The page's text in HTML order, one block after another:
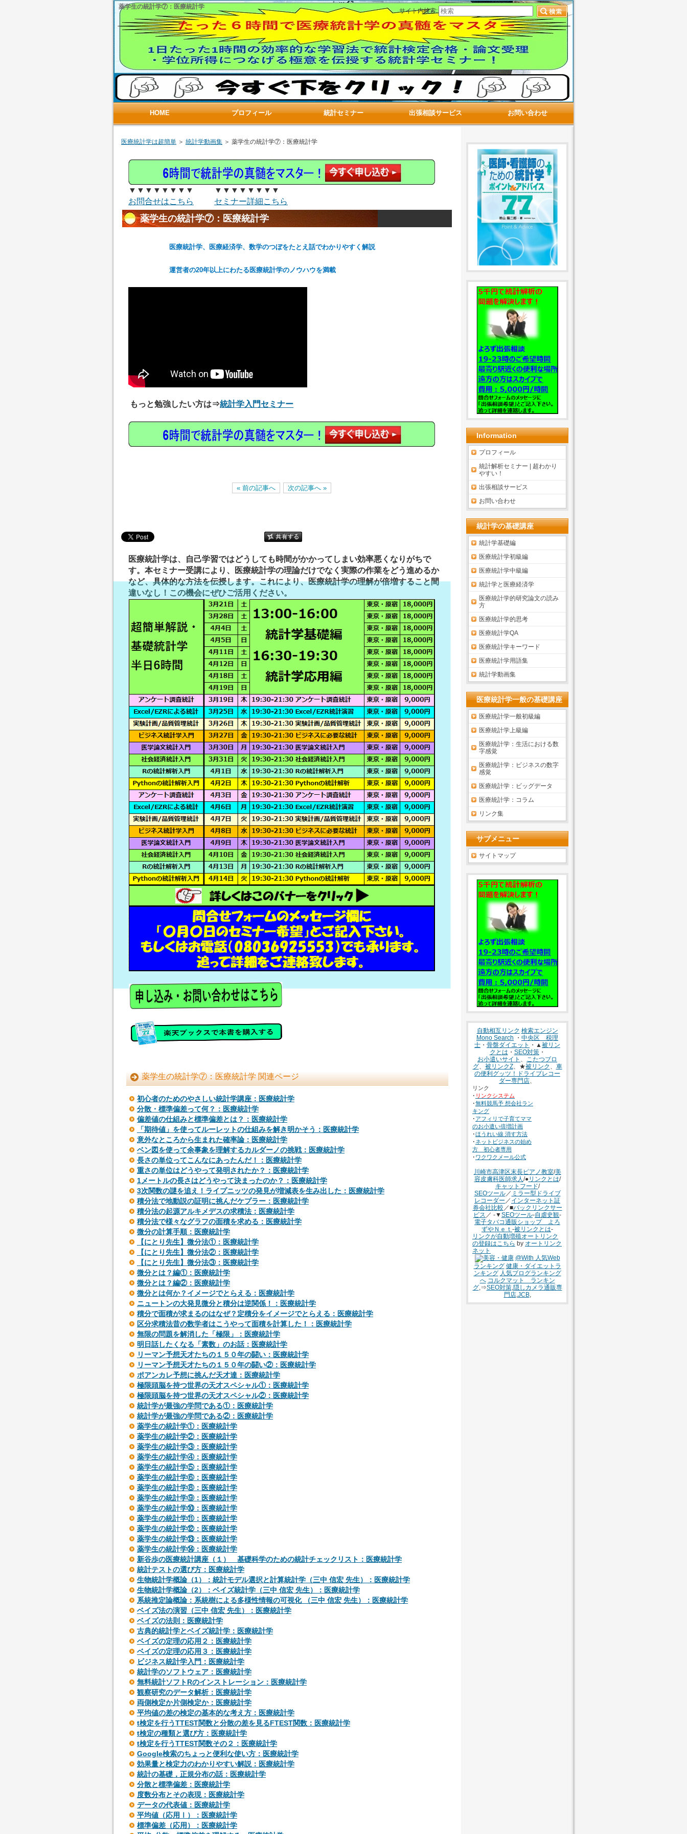
薬学生の統計学⑦：医療統計学
医療統計学は超簡単 ＞ 統計学動画集 ＞ 薬学生の統計学⑦：医療統計学
▼▼▼▼▼▼▼▼ ▼▼▼▼▼▼▼▼
お問合せはこちら
セミナー詳細こちら
薬学生の統計学⑦：医療統計学
医療統計学、医療経済学、数学のつぼをたとえ話でわかりやすく解説
運営者の20年以上にわたる医療統計学のノウハウを満載
もっと勉強したい方は⇒統計学入門セミナー
« 前の記事へ 次の記事へ »
医療統計学は、自己学習ではどうしても時間がかかってしまい効率悪くなりがちで
す。本セミナー受講により、医療統計学の理論だけでなく実際の作業をどう進めるか
など、具体的な方法を伝授します。これにより、医療統計学の理解が倍増すること間
違いなし！この機会にぜひご活用ください。
薬学生の統計学⑦：医療統計学 関連ページ
初心者のためのやさしい統計学講座：医療統計学
分散・標準偏差って何？：医療統計学
偏差値の仕組みと標準偏差とは？：医療統計学
「期待値」を使ってルーレットの仕組みを解き明かそう：医療統計学
意外なところから生まれた確率論：医療統計学
ベン図を使って余事象を理解するカルダーノの挑戦：医療統計学
長さの単位ってこんなにあったんだ！：医療統計学
重さの単位はどうやって発明されたか？：医療統計学
1メートルの長さはどうやって決まったのか？：医療統計学
3次関数の謎を追え！ライプニッツの発見が増減表を生み出した：医療統計学
積分法で地動説の証明に挑んだケプラー：医療統計学
積分法の起源アルキメデスの求積法：医療統計学
積分法で様々なグラフの面積を求める：医療統計学
微分の計算手順：医療統計学
【にとり先生】微分法①：医療統計学
【にとり先生】微分法②：医療統計学
【にとり先生】微分法③：医療統計学
微分とは？編①：医療統計学
微分とは？編②：医療統計学
微分とは何か？イメージでとらえる：医療統計学
ニュートンの大発見微分と積分は逆関係！：医療統計学
積分で面積が求まるのはなぜ？定積分をイメージでとらえる：医療統計学
区分求積法昔の数学者はこうやって面積を計算した！：医療統計学
無限の問題を解消した「極限」：医療統計学
明日話したくなる「素数」のお話：医療統計学
リーマン予想天才たちの１５０年の闘い：医療統計学
リーマン予想天才たちの１５０年の闘い②：医療統計学
ポアンカレ予想に挑んだ天才達：医療統計学
極限頭脳を持つ世界の天才スペシャル①：医療統計学
極限頭脳を持つ世界の天才スペシャル②：医療統計学
統計学が最強の学問である①：医療統計学
統計学が最強の学問である②：医療統計学
薬学生の統計学①：医療統計学
薬学生の統計学②：医療統計学
薬学生の統計学③：医療統計学
薬学生の統計学④：医療統計学
薬学生の統計学⑤：医療統計学
薬学生の統計学⑥：医療統計学
薬学生の統計学⑧：医療統計学
薬学生の統計学⑨：医療統計学
薬学生の統計学⑩：医療統計学
薬学生の統計学⑪：医療統計学
薬学生の統計学⑫：医療統計学
薬学生の統計学⑬：医療統計学
薬学生の統計学⑭：医療統計学
新谷歩の医療統計講座（１） 基礎科学のための統計チェックリスト：医療統計学
統計テストの選び方：医療統計学
生物統計学概論（1）：統計モデル選択と計算統計学（三中 信宏 先生）：医療統計学
生物統計学概論（2）：ベイズ統計学（三中 信宏 先生）：医療統計学
系統推定論概論：系統樹による多様性情報の可視化 （三中 信宏 先生）：医療統計学
ベイズ法の演習（三中 信宏 先生）：医療統計学
ベイズの法則：医療統計学
古典的統計学とベイズ統計学：医療統計学
ベイズの定理の応用２：医療統計学
ベイズの定理の応用３：医療統計学
ビジネス統計学入門：医療統計学
統計学のソフトウェア：医療統計学
無料統計ソフトRのインストレーション：医療統計学
観察研究のデータ解析：医療統計学
両側検定か片側検定か：医療統計学
平均値の差の検定の基本的な考え方：医療統計学
t検定を行うTTEST関数と分散の差を見るFTEST関数：医療統計学
t検定の種類と選び方：医療統計学
t検定を行うTTEST関数その２：医療統計学
Google検索のちょっと便利な使い方：医療統計学
効果量と検定力のわかりやすい解説：医療統計学
統計の基礎，正規分布の話：医療統計学
分散と標準偏差：医療統計学
度数分布とその表現：医療統計学
データの代表値：医療統計学
平均値（応用Ⅰ）：医療統計学
標準偏差（応用）：医療統計学
Information
プロフィール
統計解析セミナー | 超わかり
やすい！
出張相談サービス
お問い合わせ
統計学の基礎講座
統計学基礎編
医療統計学初級編
医療統計学中級編
統計学と医療経済学
医療統計学的研究論文の読み
方
医療統計学的思考
医療統計学QA
医療統計学キーワード
医療統計学用語集
統計学動画集
医療統計学一般の基礎講座
医療統計学一般初級編
医療統計学上級編
医療統計学：生活における数
字感覚
医療統計学：ビジネスの数字
感覚
医療統計学：ビッグデータ
医療統計学：コラム
リンク集
サブメニュー
サイトマップ
自動相互リンク 検索エンジン
Mono Search ・ 中央区 税理
士 ・ 骨盤ダイエット ・▲被リン
クとは ・ SEO対策・
お小遣いサイト 、 こたつブロ
グ、 被リンクZ、★被リンク 、 車
の便利グッツ！ドライブレコー
ダー専門店、
リンク
･ リンクシステム
･無料競馬予 想会社ラン
キング
･ アフィリで子育てママ
のお小遣い倍増計画
･ほうれい線 消す方法
･ネットビジネスの始め
方 初心者専用
･ ワクワクメール公式
川崎市高津区末長ピアノ教室/美
容皮膚科医師求人/●リンクとは/
キャットフード/
SEOツール／ ミラー型ドライブ
レコーダー ／ インターネット証
券会社比較 ／■バックリンクサー
ビス ／ -▼SEOツール-自虐史観-
電子タバコ通販ショップ よろ
ずやＮｅｔ -被リンクとは-
リンクが自動増殖オートリンク
の登録はこちら by オートリンク
ネット
@With 人気Web
ランキング 健康・ダイエットラ
ンキング 人気ブログランキング
へ コルクマット ランキン
グ,⇒SEO対策,隠しカメラ通販専
門店,JCB,
HOME プロフィール 統計セミナー 出張相談サービス お問い合わせ
サイト内検索: